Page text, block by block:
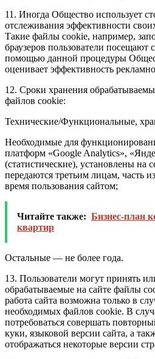
11. Иногда Общество использует
отслеживания эффективности
Такие файлы cookie, например,
браузеров пользователи
помощью данной процедуры
оценивает эффективность
12. Сроки хранения
файлов cookie:
Технические/Функциональные,
Необходимые для
платформ «Google Analytics»,
(статистические), установлены на
передаются третьим лицам, часть
время пользования сайтом;
Читайте также: Бизнес-план
квартир
Остальные — не более года.
13. Пользователи могут принять
обрабатываемые на сайте файлы
работа сайта возможна только в
необходимых файлов cookie. В
потребоваться совершать
куки, языковой версии сайта, а
отображаться некоторые версии